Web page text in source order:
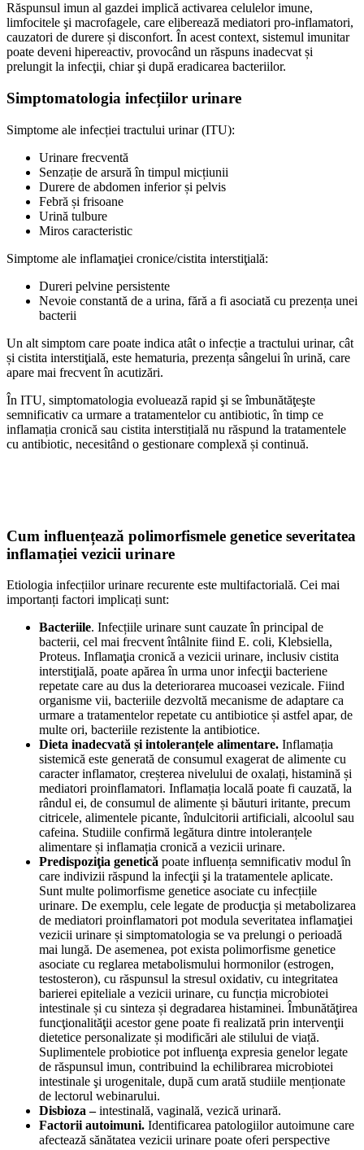
Răspunsul imun al gazdei implică activarea celulelor imune,
limfocitele şi macrofagele, care eliberează mediatori pro-inflamatori,
cauzatori de durere și disconfort. În acest context, sistemul imunitar
poate deveni hipereactiv, provocând un răspuns inadecvat și
prelungit la infecţii, chiar şi după eradicarea bacteriilor.
Simptomatologia infecțiilor urinare
Simptome ale infecției tractului urinar (ITU):
Urinare frecventă
Senzație de arsură în timpul micțiunii
Durere de abdomen inferior și pelvis
Febră și frisoane
Urină tulbure
Miros caracteristic
Simptome ale inflamaţiei cronice/cistita interstiţială:
Dureri pelvine persistente
Nevoie constantă de a urina, fără a fi asociată cu prezența unei
bacterii
Un alt simptom care poate indica atât o infecție a tractului urinar, cât
și cistita interstiţială, este hematuria, prezența sângelui în urină, care
apare mai frecvent în acutizări.
În ITU, simptomatologia evoluează rapid şi se îmbunătăţeşte
semnificativ ca urmare a tratamentelor cu antibiotic, în timp ce
inflamația cronică sau cistita interstițială nu răspund la tratamentele
cu antibiotic, necesitând o gestionare complexă și continuă.
Cum influențează polimorfismele genetice severitatea
inflamației vezicii urinare
Etiologia infecțiilor urinare recurente este multifactorială. Cei mai
importanți factori implicați sunt:
Bacteriile. Infecțiile urinare sunt cauzate în principal de
bacterii, cel mai frecvent întâlnite fiind E. coli, Klebsiella,
Proteus. Inflamaţia cronică a vezicii urinare, inclusiv cistita
interstiţială, poate apărea în urma unor infecţii bacteriene
repetate care au dus la deteriorarea mucoasei vezicale. Fiind
organisme vii, bacteriile dezvoltă mecanisme de adaptare ca
urmare a tratamentelor repetate cu antibiotice și astfel apar, de
multe ori, bacteriile rezistente la antibiotice.
Dieta inadecvată și intoleranțele alimentare. Inflamația
sistemică este generată de consumul exagerat de alimente cu
caracter inflamator, creșterea nivelului de oxalați, histamină și
mediatori proinflamatori. Inflamația locală poate fi cauzată, la
rândul ei, de consumul de alimente și băuturi iritante, precum
citricele, alimentele picante, îndulcitorii artificiali, alcoolul sau
cafeina. Studiile confirmă legătura dintre intoleranțele
alimentare și inflamația cronică a vezicii urinare.
Predispoziţia genetică poate influența semnificativ modul în
care indivizii răspund la infecţii şi la tratamentele aplicate.
Sunt multe polimorfisme genetice asociate cu infecțiile
urinare. De exemplu, cele legate de producţia și metabolizarea
de mediatori proinflamatori pot modula severitatea inflamaţiei
vezicii urinare și simptomatologia se va prelungi o perioadă
mai lungă. De asemenea, pot exista polimorfisme genetice
asociate cu reglarea metabolismului hormonilor (estrogen,
testosteron), cu răspunsul la stresul oxidativ, cu integritatea
barierei epiteliale a vezicii urinare, cu funcția microbiotei
intestinale și cu sinteza și degradarea histaminei. Îmbunătăţirea
funcţionalităţii acestor gene poate fi realizată prin intervenţii
dietetice personalizate și modificări ale stilului de viață.
Suplimentele probiotice pot influenţa expresia genelor legate
de răspunsul imun, contribuind la echilibrarea microbiotei
intestinale şi urogenitale, după cum arată studiile menționate
de lectorul webinarului.
Disbioza –intestinală, vaginală, vezică urinară.
Factorii autoimuni. Identificarea patologiilor autoimune care
afectează sănătatea vezicii urinare poate oferi perspective